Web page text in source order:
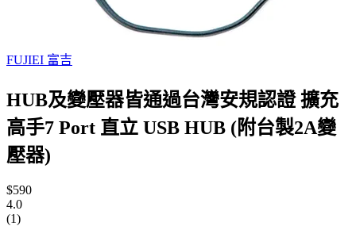
FUJIEI 富吉
HUB及變壓器皆通過台灣安規認證 擴充
高手7 Port 直立 USB HUB (附台製2A變
壓器)
$590
4.0
(1)